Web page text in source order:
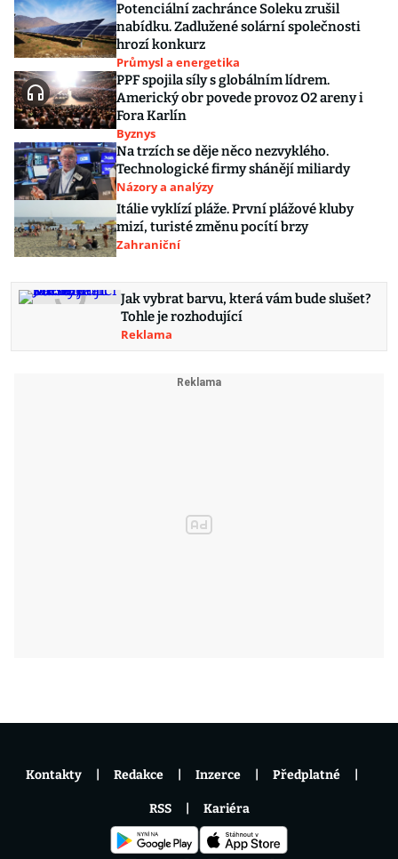
Potenciální zachránce Soleku zrušil
nabídku. Zadlužené solární společnosti
hrozí konkurz
Průmysl a energetika
PPF spojila síly s globálním lídrem.
Americký obr povede provoz O2 areny i
Fora Karlín
Byznys
Na trzích se děje něco nezvyklého.
Technologické firmy shánějí miliardy
Názory a analýzy
Itálie vyklízí pláže. První plážové kluby
mizí, turisté změnu pocítí brzy
Zahraniční
Jak vybrat barvu, která vám bude slušet?
Tohle je rozhodující
Reklama
Kontakty Redakce Inzerce Předplatné
RSS Kariéra